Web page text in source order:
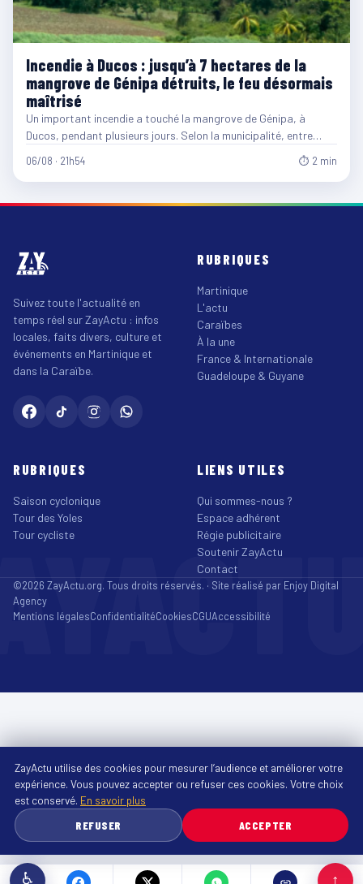
Incendie à Ducos : jusqu’à 7 hectares de la
mangrove de Génipa détruits, le feu désormais
maîtrisé
Un important incendie a touché la mangrove de Génipa, à
Ducos, pendant plusieurs jours. Selon la municipalité, entre…
06/08 · 21h54 ⏱ 2 min
Suivez toute l'actualité en
temps réel sur ZayActu : infos
locales, faits divers, culture et
événements en Martinique et
dans la Caraïbe.
RUBRIQUES
Martinique
L'actu
Caraïbes
À la une
France & Internationale
Guadeloupe & Guyane
RUBRIQUES
Saison cyclonique
Tour des Yoles
Tour cycliste
LIENS UTILES
Qui sommes-nous ?
Espace adhérent
Régie publicitaire
Soutenir ZayActu
Contact
©2026 ZayActu.org. Tous droits réservés. · Site réalisé par Enjoy Digital
Agency
Mentions légalesConfidentialitéCookiesCGUAccessibilité
♿ ↑
ZayActu utilise des cookies pour mesurer l’audience et améliorer votre
expérience. Vous pouvez accepter ou refuser ces cookies. Votre choix
est conservé. En savoir plus
REFUSER
ACCEPTER